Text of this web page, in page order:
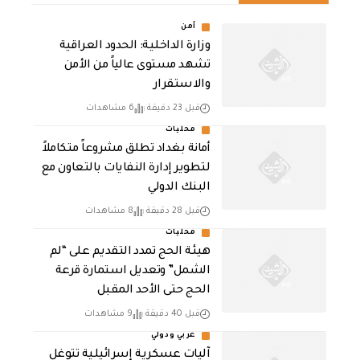
أمن
وزارة الداخلية: الحدود العراقية
تشهد مستوى عالياً من الأمن
والاستقرار
قبل 23 دقيقة 6 مشاهدات
محليات
أمانة بغداد تطلق مشروعاً متكاملاً
لتطوير إدارة النفايات بالتعاون مع
البنك الدولي
قبل 28 دقيقة 8 مشاهدات
محليات
هيئة الحج تمدد التقديم على “لم
الشمل” وتعديل استمارة قرعة
الحج حتى الأحد المقبل
قبل 40 دقيقة 9 مشاهدات
عربي ودولي
آليات عسكرية إسرائيلية تتوغل